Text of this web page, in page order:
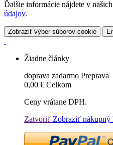
Ďalšie informácie nájdete v našich
údajov.
Zobraziť výber súborov cookie
Žiadne články
doprava zadarmo Preprava
0,00 € Celkom
Ceny vrátane DPH.
Zatvoriť Zobraziť nákupný